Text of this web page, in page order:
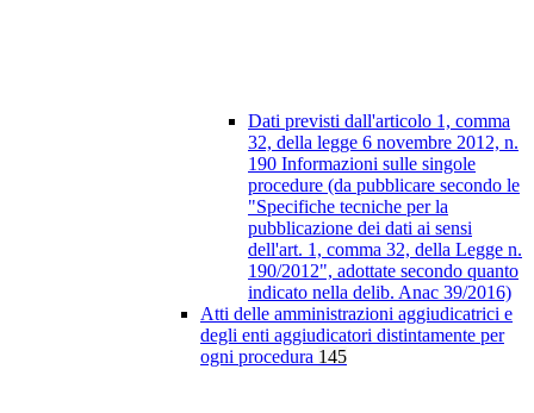
Dati previsti dall'articolo 1, comma
32, della legge 6 novembre 2012, n.
190 Informazioni sulle singole
procedure (da pubblicare secondo le
"Specifiche tecniche per la
pubblicazione dei dati ai sensi
dell'art. 1, comma 32, della Legge n.
190/2012", adottate secondo quanto
indicato nella delib. Anac 39/2016)
Atti delle amministrazioni aggiudicatrici e
degli enti aggiudicatori distintamente per
ogni procedura 145